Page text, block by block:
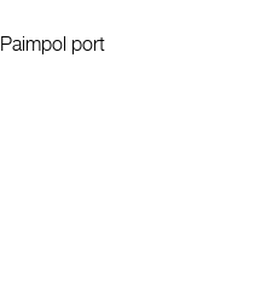
Paimpol port